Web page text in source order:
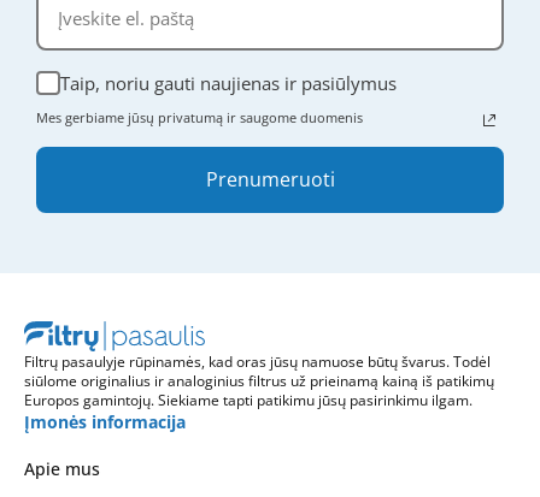
Taip, noriu gauti naujienas ir pasiūlymus
Mes gerbiame jūsų privatumą ir saugome duomenis
Prenumeruoti
Filtrų pasaulyje rūpinamės, kad oras jūsų namuose būtų švarus. Todėl
siūlome originalius ir analoginius filtrus už prieinamą kainą iš patikimų
Europos gamintojų. Siekiame tapti patikimu jūsų pasirinkimu ilgam.
Įmonės informacija
Apie mus